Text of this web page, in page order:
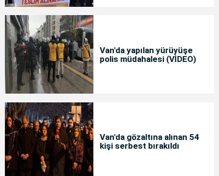
Van'da yapılan yürüyüşe
polis müdahalesi (VİDEO)
Van'da gözaltına alınan 54
kişi serbest bırakıldı